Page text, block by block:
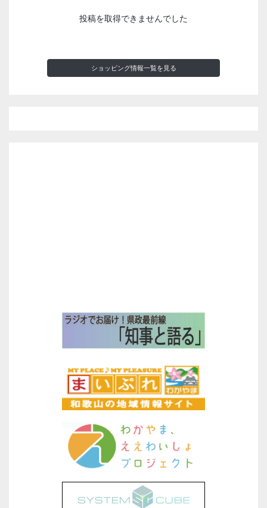
投稿を取得できませんでした
ショッピング情報一覧を見る